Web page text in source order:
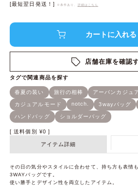
[最短翌日発送！] ※条件あり、 詳細はこちら
店舗在庫を確認
送料個別 ¥0
アイテム詳細
その日の気分やスタイルに合わせて、持ち方も表情
3WAYバッグです。
使い勝手とデザイン性を両立したアイテム。